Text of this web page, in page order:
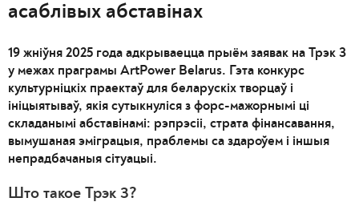
асаблівых абставінах
19 жніўня 2025 года адкрываецца прыём заявак на Трэк 3
у межах праграмы ArtPower Belarus. Гэта конкурс
культурніцкіх праектаў для беларускіх творцаў і
ініцыятываў, якія сутыкнуліся з форс-мажорнымі ці
складанымі абставінамі: рэпрэсіі, страта фінансавання,
вымушаная эміграцыя, праблемы са здароўем і іншыя
непрадбачаныя сітуацыі.
Што такое Трэк 3?